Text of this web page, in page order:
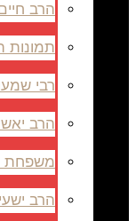
הרב
תמונות
רבי
הרב
משפחת
הרב